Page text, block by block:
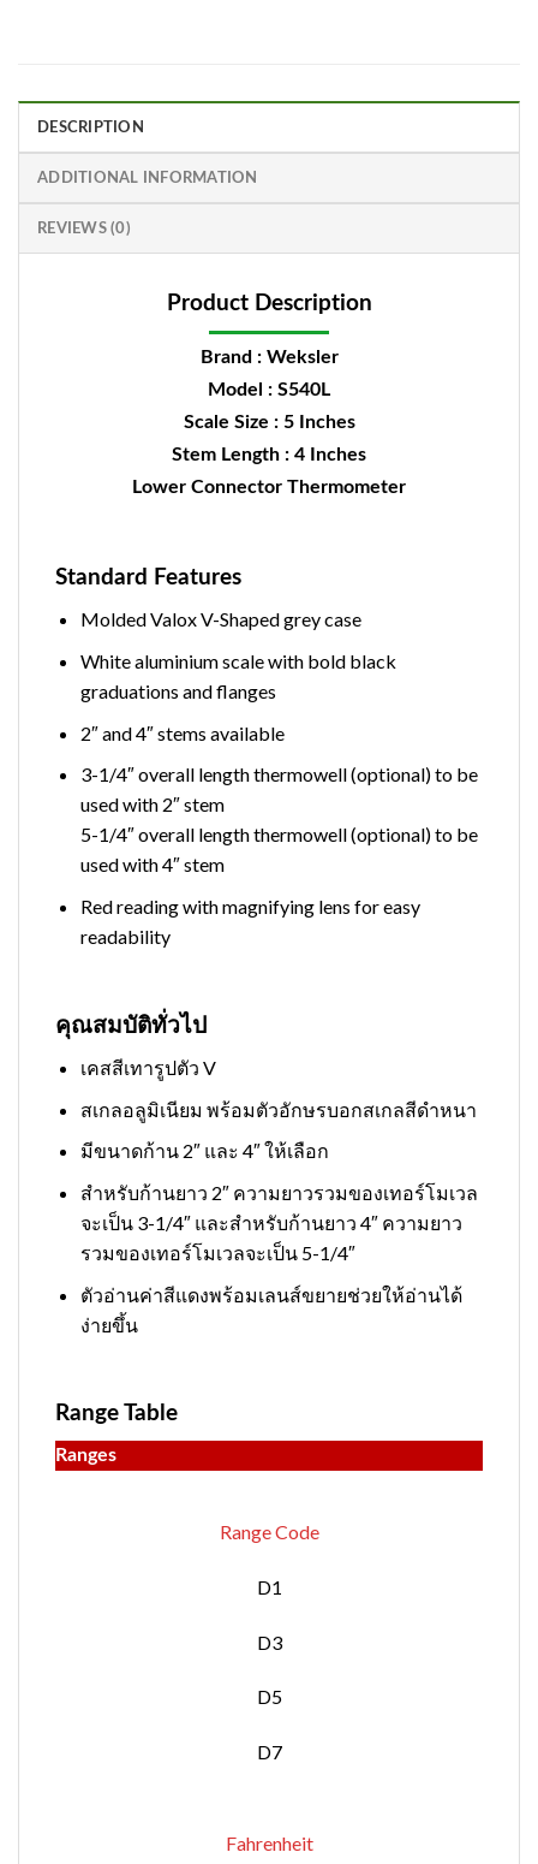
DESCRIPTION
ADDITIONAL INFORMATION
REVIEWS (0)
Product Description
Brand : Weksler
Model : S540L
Scale Size : 5 Inches
Stem Length : 4 Inches
Lower Connector Thermometer
Standard Features
Molded Valox V-Shaped grey case
White aluminium scale with bold black
graduations and flanges
2″ and 4″ stems available
3-1/4″ overall length thermowell (optional) to be
used with 2″ stem
5-1/4″ overall length thermowell (optional) to be
used with 4″ stem
Red reading with magnifying lens for easy
readability
คุณสมบัติทั่วไป
เคสสีเทารูปตัว V
สเกลอลูมิเนียม พร้อมตัวอักษรบอกสเกลสีดำหนา
มีขนาดก้าน 2″ และ 4″ ให้เลือก
สำหรับก้านยาว 2″ ความยาวรวมของเทอร์โมเวล
จะเป็น 3-1/4″ และสำหรับก้านยาว 4″ ความยาว
รวมของเทอร์โมเวลจะเป็น 5-1/4″
ตัวอ่านค่าสีแดงพร้อมเลนส์ขยายช่วยให้อ่านได้
ง่ายขึ้น
Range Table
Ranges
Range Code
D1
D3
D5
D7
Fahrenheit